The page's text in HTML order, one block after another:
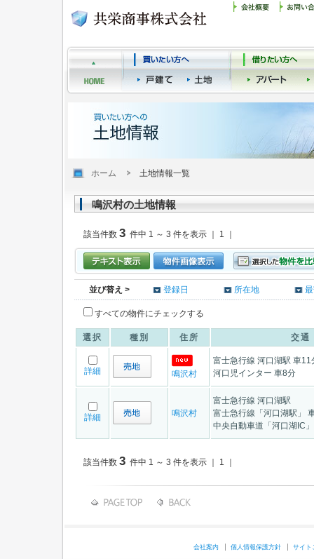
ホーム 土地情報一覧
鳴沢村の土地情報
該当件数 3 件中 1 ～ 3 件を表示 ｜ 1 ｜
並び替え > 登録日 所在地
すべての物件にチェックする
選択 種別 住所 交通
詳細 鳴沢村
富士急行線 河口湖駅 車11
河口児インター 車8分
詳細 鳴沢村
富士急行線 河口湖駅
富士急行線「河口湖駅」
中央自動車道「河口湖IC
該当件数 3 件中 1 ～ 3 件を表示 ｜ 1 ｜
会社案内 個人情報保護方針 サイト